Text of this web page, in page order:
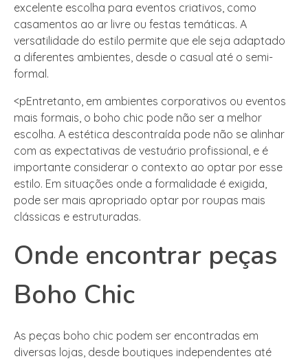
excelente escolha para eventos criativos, como
casamentos ao ar livre ou festas temáticas. A
versatilidade do estilo permite que ele seja adaptado
a diferentes ambientes, desde o casual até o semi-
formal.
<pEntretanto, em ambientes corporativos ou eventos
mais formais, o boho chic pode não ser a melhor
escolha. A estética descontraída pode não se alinhar
com as expectativas de vestuário profissional, e é
importante considerar o contexto ao optar por esse
estilo. Em situações onde a formalidade é exigida,
pode ser mais apropriado optar por roupas mais
clássicas e estruturadas.
Onde encontrar peças
Boho Chic
As peças boho chic podem ser encontradas em
diversas lojas, desde boutiques independentes até